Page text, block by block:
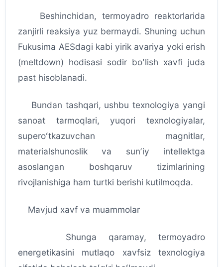
Beshinchidan, termoyadro reaktorlarida
zanjirli reaksiya yuz bermaydi. Shuning uchun
Fukusima AESdagi kabi yirik avariya yoki erish
(meltdown) hodisasi sodir boʻlish xavfi juda
past hisoblanadi.
Bundan tashqari, ushbu texnologiya yangi
sanoat tarmoqlari, yuqori texnologiyalar,
superoʻtkazuvchan magnitlar,
materialshunoslik va sunʼiy intellektga
asoslangan boshqaruv tizimlarining
rivojlanishiga ham turtki berishi kutilmoqda.
Mavjud xavf va muammolar
Shunga qaramay, termoyadro
energetikasini mutlaqo xavfsiz texnologiya